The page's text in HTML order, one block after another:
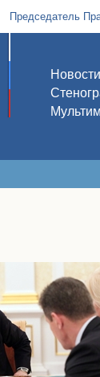
Председатель
Новости